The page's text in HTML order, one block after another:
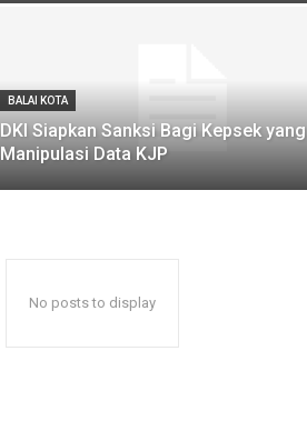
BALAI KOTA
DKI Siapkan Sanksi Bagi Kepsek yang
Manipulasi Data KJP
No posts to display